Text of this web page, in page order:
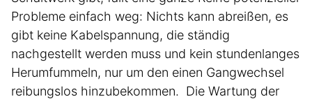
Probleme einfach weg: Nichts kann abreißen, es
gibt keine Kabelspannung, die ständig
nachgestellt werden muss und kein stundenlanges
Herumfummeln, nur um den einen Gangwechsel
reibungslos hinzubekommen. Die Wartung der